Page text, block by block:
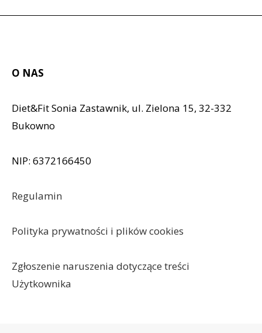
O NAS
Diet&Fit Sonia Zastawnik, ul. Zielona 15, 32-332
Bukowno
NIP: 6372166450
Regulamin
Polityka prywatności i plików cookies
Zgłoszenie naruszenia dotyczące treści
Użytkownika